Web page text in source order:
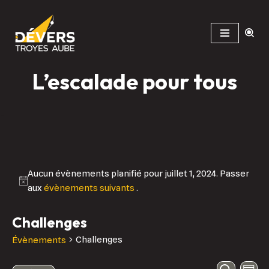
Aller
au
L’escalade pour tous
Aucun évènements planifié pour juillet 1, 2024. Passer
auxévènements suivants.
Challenges
Évènements Challenges